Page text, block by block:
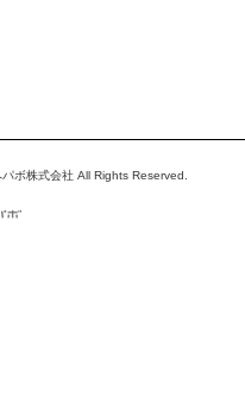
ボ株式会社 All Rights Reserved.